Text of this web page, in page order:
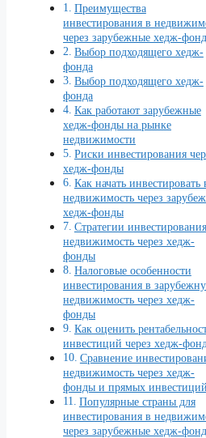
Преимущества
инвестирования в
через зарубежные хедж-
Выбор подходящего хедж-
фонда
Выбор подходящего хедж-
фонда
Как работают зарубежные
хедж-фонды на рынке
недвижимости
Риски инвестирования
хедж-фонды
Как начать инвестировать
недвижимость через
хедж-фонды
Стратегии
недвижимость через хедж-
фонды
Налоговые особенности
инвестирования в
недвижимость через хедж-
фонды
Как оценить
инвестиций через хедж-
Сравнение
недвижимость через хедж-
фонды и прямых инвестиций
Популярные страны для
инвестирования в
через зарубежные хедж-